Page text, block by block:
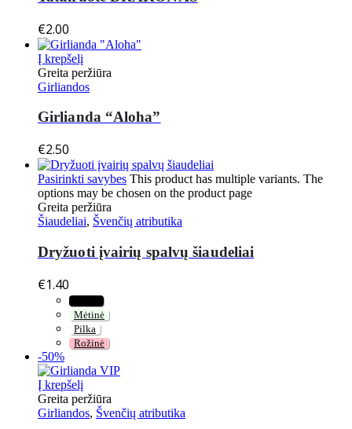
€2.00
Į krepšelį
Greita peržiūra
Girliandos
Girlianda “Aloha”
€2.50
Pasirinkti savybes This product has multiple variants. The
options may be chosen on the product page
Greita peržiūra
Šiaudeliai, Švenčių atributika
Dryžuoti įvairių spalvų šiaudeliai
€1.40
Mėtinė
Pilka
Rožinė
-50%
Į krepšelį
Greita peržiūra
Girliandos, Švenčių atributika